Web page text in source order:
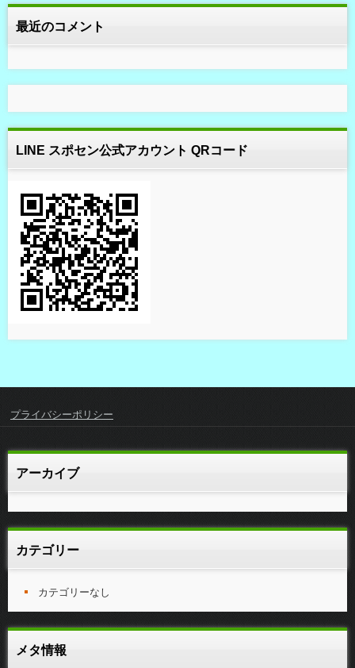
最近のコメント
LINE スポセン公式アカウント QRコード
プライバシーポリシー
アーカイブ
カテゴリー
カテゴリーなし
メタ情報